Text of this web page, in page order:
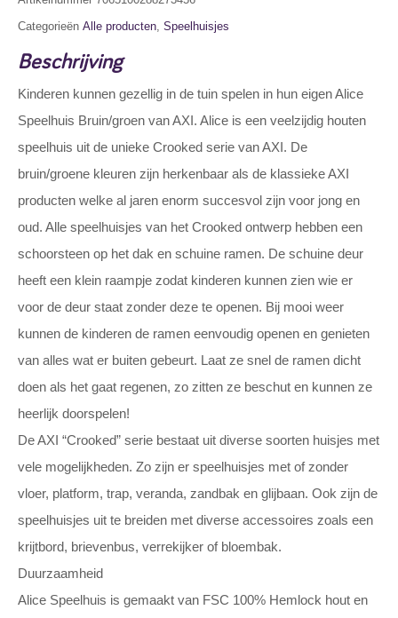
Categorieën Alle producten, Speelhuisjes
Beschrijving
Kinderen kunnen gezellig in de tuin spelen in hun eigen Alice
Speelhuis Bruin/groen van AXI. Alice is een veelzijdig houten
speelhuis uit de unieke Crooked serie van AXI. De
bruin/groene kleuren zijn herkenbaar als de klassieke AXI
producten welke al jaren enorm succesvol zijn voor jong en
oud. Alle speelhuisjes van het Crooked ontwerp hebben een
schoorsteen op het dak en schuine ramen. De schuine deur
heeft een klein raampje zodat kinderen kunnen zien wie er
voor de deur staat zonder deze te openen. Bij mooi weer
kunnen de kinderen de ramen eenvoudig openen en genieten
van alles wat er buiten gebeurt. Laat ze snel de ramen dicht
doen als het gaat regenen, zo zitten ze beschut en kunnen ze
heerlijk doorspelen!
De AXI “Crooked” serie bestaat uit diverse soorten huisjes met
vele mogelijkheden. Zo zijn er speelhuisjes met of zonder
vloer, platform, trap, veranda, zandbak en glijbaan. Ook zijn de
speelhuisjes uit te breiden met diverse accessoires zoals een
krijtbord, brievenbus, verrekijker of bloembak.
Duurzaamheid
Alice Speelhuis is gemaakt van FSC 100% Hemlock hout en